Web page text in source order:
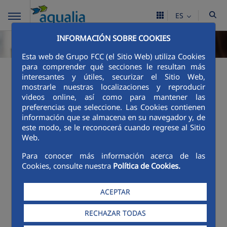
INFORMACIÓN SOBRE COOKIES
Esta web de Grupo FCC (el Sitio Web) utiliza Cookies
para comprender qué secciones le resultan más
interesantes y útiles, securizar el Sitio Web,
mostrarle nuestras localizaciones y reproducir
videos online, así como para mantener las
preferencias que seleccione. Las Cookies contienen
información que se almacena en su navegador y, de
este modo, se le reconocerá cuando regrese al Sitio
Web.
Para conocer más información acerca de las
Cookies, consulte nuestra Política de Cookies.
ACEPTAR
RECHAZAR TODAS
ES
¿Qué pago en mi
factura?
Tarifas y reglamentos
ALCANTARILLADO 2026
LLeida_REGLAMENTO DEL SERVICIO
MUNICIPAL DE AGUA POTABLE.pdf